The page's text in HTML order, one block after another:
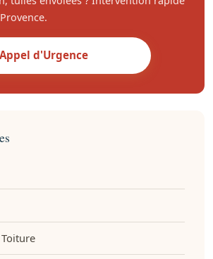
d'Urgence